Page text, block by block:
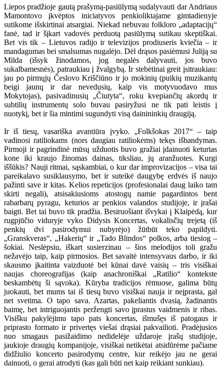
Liepos pradžioje gautą prašymą-pasiūlymą sudalyvauti dar Andriaus
Mamontovo įkvėptos iniciatyvos penkioliktajame gimtadienyje
sutikome išskirtinai atsargiai. Niekad nebuvau folkloro „adaptacijų“
fanė, tad ir šįkart vadovės perduotą pasiūlymą sutikau skeptiškai.
Bet vis tik – Lietuvos radijo ir televizijos prodiuseris kviečia – ir
mandagumas bei smalsumas nugalėjo. Dėl drąsos pasiėmusi Juliją su
Milda (išsyk žinodamos, jog negalės dalyvauti, jos buvo
sukalbamesnės), patraukiau į žvalgybą. Ir stebėtinai greit įsitraukiau:
jau po pirmųjų Česlovo Kriščiūno ir jo mokinių (puikių muzikantų
beigi jaunų ir dar nevedusių, kaip vis motyvuodavo mus
Mokytojas), pasivadinusių „Čiutyta“, roku kvepiančių akordų ir
subtilių instrumentų solo buvau pasiryžusi ne tik pati leistis į
nuotykį, bet ir šia mintimi sugundyti visą dainininkių draugiją.
Ir iš tiesų, vasariška avantiūra įvyko. „Folkšokas 2017“ – taip
vadinosi ratiliokams (nors daugiau ratiliokėms) tekęs išbandymas.
Pirmoji ir pagrindinė mūsų užduotis buvo gražiai įdainuoti keturias
kone iki kraujo žinomas dainas, tiksliau, jų aranžuotes. Kurgi
iššūkis? Nauji ritmai, sąskambiai, o kur dar improvizacijos – visa tai
pareikalavo susiklausymo, bet ir suteikė daugybę erdvės iš naujo
pažinti save ir kitas. Kelios repeticijos (profesionalai daug laiko tam
skirti negali), atsisakiusioms atostogų namie pagardintos bent
rabarbarų pyragu, keturios ar penkios valandos studijoje, ir įrašai
baigti. Bet tai buvo tik pradžia. Besiruošiant išvykai į Klaipėdą, kur
rugpjūčio viduryje vyko Didysis Koncertas, vokalisčių trejetą (iš
penkių dvi pasirodymui nubyrėjo) žūtbūt teko papildyti.
„Granskveras“, „Hakerių“ ir „Tado Blindos“ polkos, arba tiesiog –
šokiai. Neslėpsiu, iškart susierzinau – šios melodijos toli gražu
nežavėjo taip, kaip pirmosios. Bet savaitė intensyvaus darbo, ir iki
skausmo įkaitinta vaizduotė bei kūnai davė vaisių – tris visiškai
naujas choreografijas (kaip anachroniškai „Ratilio“ kontekste
beskambėtų ši sąvoka). Kūryba tradicijos rėmuose, galima būtų
juokauti, bet mums tai iš tiesų buvo visiškai nauja ir neįprasta, gal
net svetima. O tapo sava. Azartas, pakeliantis dvasią, žadinantis
baimę, bet intriguojantis peržengti savo įprastus vaidmenis ir ribas.
Visišku pakylėjimu tapo pats koncertas, išmušęs iš patogaus ir
priprasto formato ir privertęs viešai drąsiai pakvailioti. Pradėjusios
nuo smagaus pasižaidimo nedidelėje uždaroje įrašų studijoje,
jaukioje draugių kompanijoje, visiškai netikėtai atsidūrėme pačiame
didžiulio koncerto pasirodymų centre, kur reikėjo jau ne gerai
dainuoti, o gerai atrodyti (kas gali būti net kaip reikiant sunkiau).